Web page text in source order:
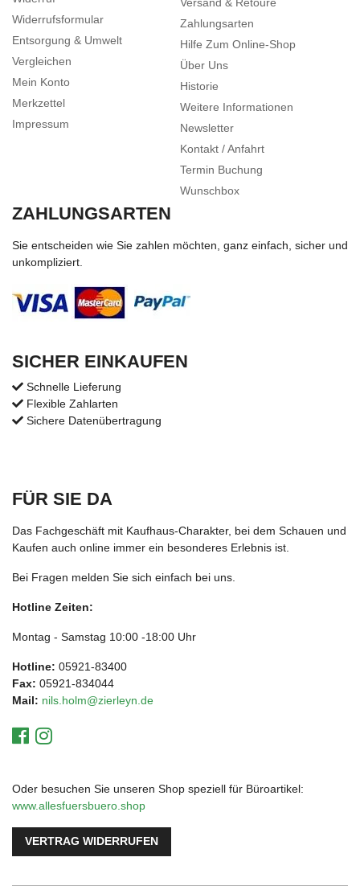
Widerrufsformular
Entsorgung & Umwelt
Vergleichen
Mein Konto
Merkzettel
Impressum
Versand & Retoure
Zahlungsarten
Hilfe Zum Online-Shop
Über Uns
Historie
Weitere Informationen
Newsletter
Kontakt / Anfahrt
Termin Buchung
Wunschbox
ZAHLUNGSARTEN
Sie entscheiden wie Sie zahlen möchten, ganz einfach, sicher und
unkompliziert.
SICHER EINKAUFEN
Schnelle Lieferung
Flexible Zahlarten
Sichere Datenübertragung
FÜR SIE DA
Das Fachgeschäft mit Kaufhaus-Charakter, bei dem Schauen und
Kaufen auch online immer ein besonderes Erlebnis ist.
Bei Fragen melden Sie sich einfach bei uns.
Hotline Zeiten:
Montag - Samstag 10:00 -18:00 Uhr
Hotline: 05921-83400
Fax: 05921-834044
Mail: nils.holm@zierleyn.de
Oder besuchen Sie unseren Shop speziell für Büroartikel:
www.allesfuersbuero.shop
VERTRAG WIDERRUFEN